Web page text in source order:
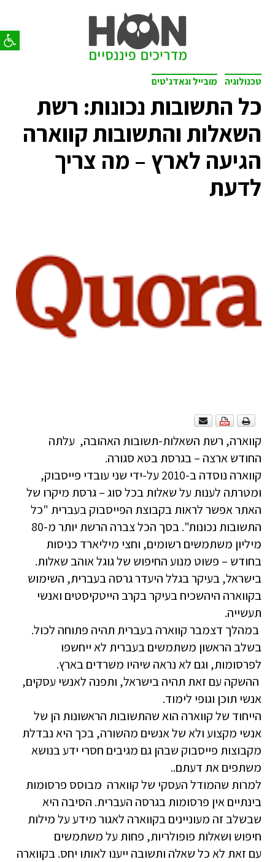
פתח
טכנולוגיה מובייל וגאדג'טים
כל התשובות נכונות: רשת
השאלות והתשובות קווארה
הגיעה לארץ – מה צריך
לדעת
קווארה, רשת השאלות-תשובות האהובה, עלתה
החודש ארצה – בגרסת בטא סגורה.
קווארה נוסדה ב-2010 על-ידי שני עובדי
פייסבוק,
ומטרתה לענות על שאלות בכל סוג – גרסת מיקרו של
האתר אפשר לראות בקבוצת הפייסבוק בעברית "כל
התשובות נכונות". בסך הכל צברה הרשת יותר מ-80
מיליון משתמשים רשומים, וחצי מיליארד כניסות
בחודש – פשוט מנוע החיפוש של גוגל אוהב שאלות.
בישראל, בעיקר בגלל היעדר גרסה בעברית, השימוש
בקווארה היהשכיח בעיקר בקרב הייטקיסטים ואנשי
תעשייה.
במהלך דצמבר קווארה בעברית תהיה פתוחה לכול.
בשלב הראשון משתמשים בעברית לא ייחשפו
לפרסומות, וגם לא נראה שיהיו משרדים בארץ.
ההשקה עם זאת תהיה בישראל, ותפנה לאנשי עסקים,
אנשי תוכן וגופי לימוד.
הייחוד של קווארה הוא שהתשובות הראשונות הן של
אנשי מקצוע ולא של אנשים מהשורה, בכך היא נבדלת
מקבוצות פייסבוק שבהן גם מגיבים חסרי ידע בנושא
משתפים את דעתם..
למרות שהמודל העסקי של קווארה מבוסס פרסומות
בינתיים אין פרסומות בגרסה העברית. הסיבה היא
שבשלב זה מעוניינים בקווארה לאגור מידע על מילות
חיפוש ושאלות פופולריות, פחות על משתמשים
עם זאת לא כל שאלה ותשובה ייענו לאותו יחס. בקווארה